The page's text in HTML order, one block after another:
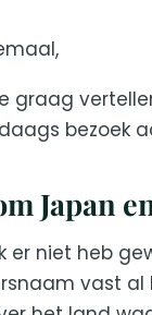
graag
bezoek
Japan
er niet heb
vast al